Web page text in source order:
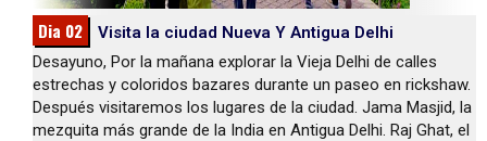
Dia 02
Visita la ciudad Nueva Y Antigua Delhi
Desayuno, Por la mañana explorar la Vieja Delhi de calles
estrechas y coloridos bazares durante un paseo en rickshaw.
Después visitaremos los lugares de la ciudad. Jama Masjid, la
mezquita más grande de la India en Antigua Delhi. Raj Ghat, el